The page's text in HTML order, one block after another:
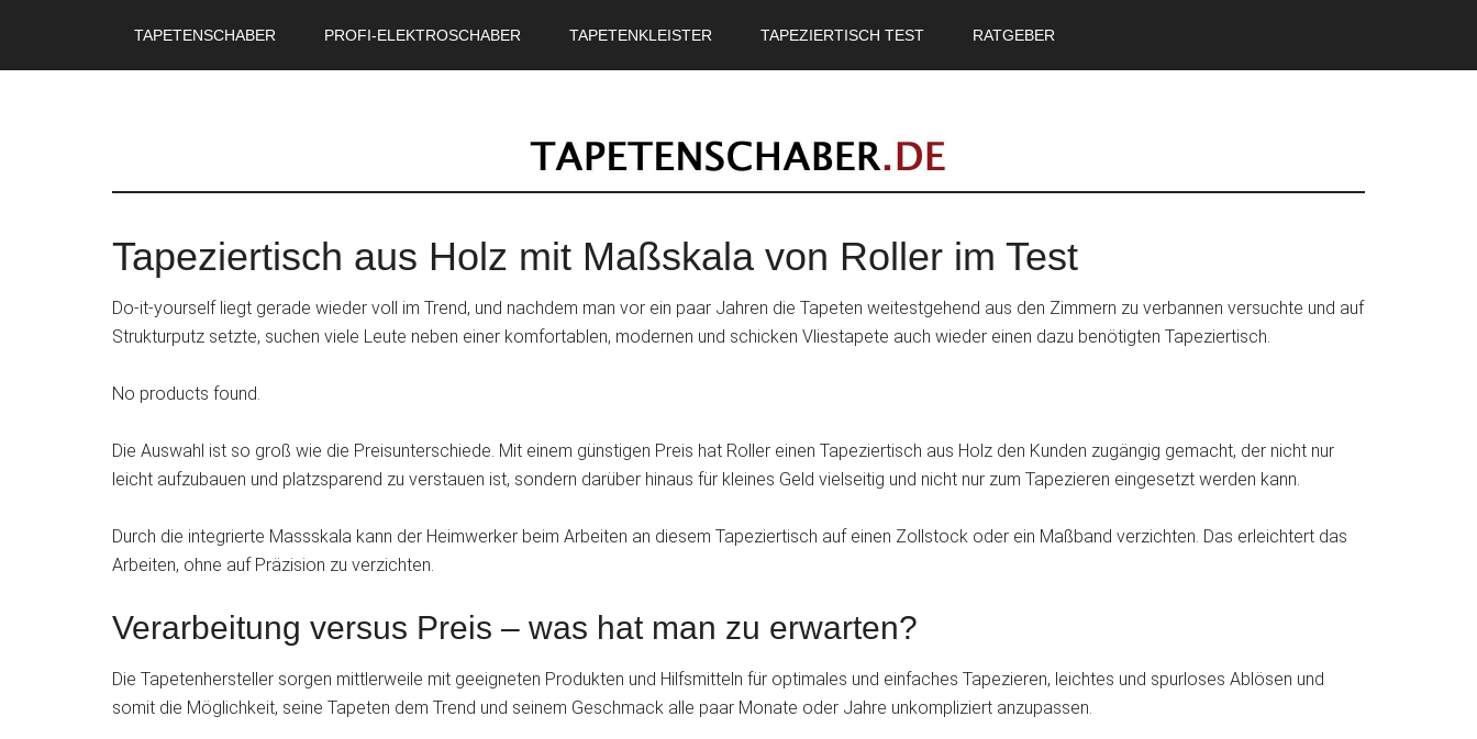
main
TAPETENSCHABER PROFI-ELEKTROSCHABER TAPETENKLEISTER TAPEZIERTISCH TEST RATGEBER
Tapeziertisch aus Holz mit Maßskala von Roller im Test
Do-it-yourself liegt gerade wieder voll im Trend, und nachdem man vor ein paar Jahren die Tapeten weitestgehend aus den Zimmern zu verbannen versuchte und auf
Strukturputz setzte, suchen viele Leute neben einer komfortablen, modernen und schicken Vliestapete auch wieder einen dazu benötigten Tapeziertisch.
No products found.
Die Auswahl ist so groß wie die Preisunterschiede. Mit einem günstigen Preis hat Roller einen Tapeziertisch aus Holz den Kunden zugängig gemacht, der nicht nur
leicht aufzubauen und platzsparend zu verstauen ist, sondern darüber hinaus für kleines Geld vielseitig und nicht nur zum Tapezieren eingesetzt werden kann.
Durch die integrierte Massskala kann der Heimwerker beim Arbeiten an diesem Tapeziertisch auf einen Zollstock oder ein Maßband verzichten. Das erleichtert das
Arbeiten, ohne auf Präzision zu verzichten.
Verarbeitung versus Preis – was hat man zu erwarten?
Die Tapetenhersteller sorgen mittlerweile mit geeigneten Produkten und Hilfsmitteln für optimales und einfaches Tapezieren, leichtes und spurloses Ablösen und
somit die Möglichkeit, seine Tapeten dem Trend und seinem Geschmack alle paar Monate oder Jahre unkompliziert anzupassen.